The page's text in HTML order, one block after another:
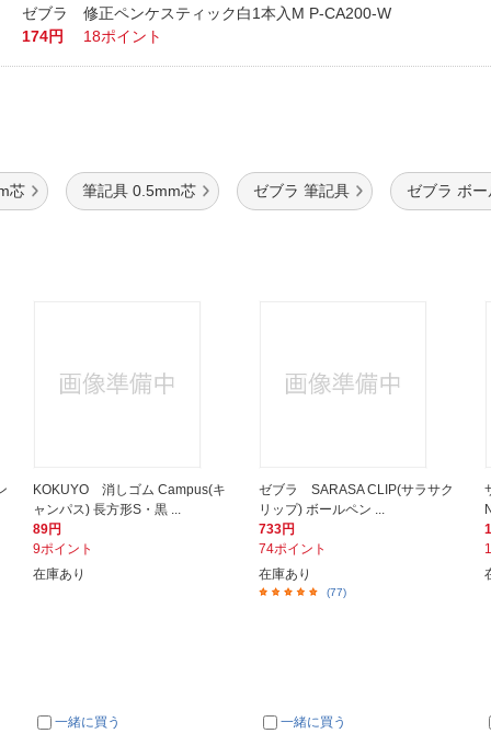
ゼブラ 修正ペンケスティック白1本入M P-CA200-W
174円
18ポイント
芯 筆記具 0.5mm芯 ゼブラ 筆記具 ゼブラ ボー
KOKUYO 消しゴム Campus(キ
ャンパス) 長方形S・黒 ...
89円
9ポイント
在庫あり
一緒に買う
ゼブラ SARASA CLIP(サラサク
リップ) ボールペン ...
733円
74ポイント
在庫あり
(77)
一緒に買う